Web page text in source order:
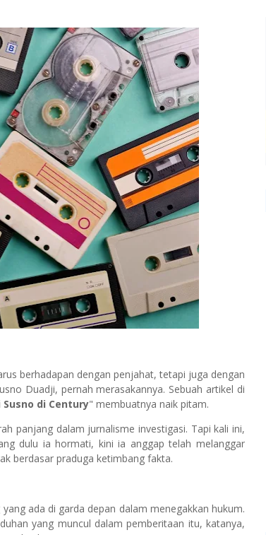
berhadapan dengan penjahat, tetapi juga dengan
Duadji, pernah merasakannya. Sebuah artikel di
Susno di Century" membuatnya naik pitam.
panjang dalam jurnalisme investigasi. Tapi kali ini,
dulu ia hormati, kini ia anggap telah melanggar
berdasar praduga ketimbang fakta.
ada di garda depan dalam menegakkan hukum.
yang muncul dalam pemberitaan itu, katanya,